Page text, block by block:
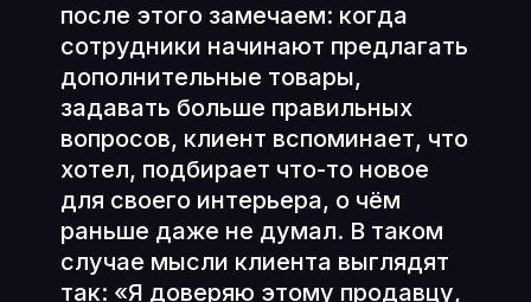
после этого замечаем: когда
сотрудники начинают предлагать
дополнительные товары,
задавать больше правильных
вопросов, клиент вспоминает, что
хотел, подбирает что-то новое
для своего интерьера, о чём
раньше даже не думал. В таком
случае мысли клиента выглядят
так: «Я доверяю этому продавцу,